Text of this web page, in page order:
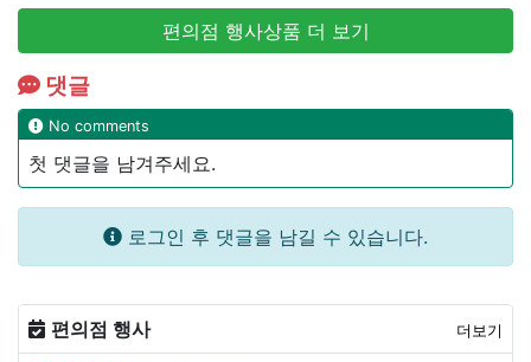
편의점 행사상품 더 보기
댓글
No comments
첫 댓글을 남겨주세요.
로그인 후 댓글을 남길 수 있습니다.
편의점 행사 더보기